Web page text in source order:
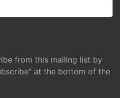
from this mailing list by
at the bottom of the